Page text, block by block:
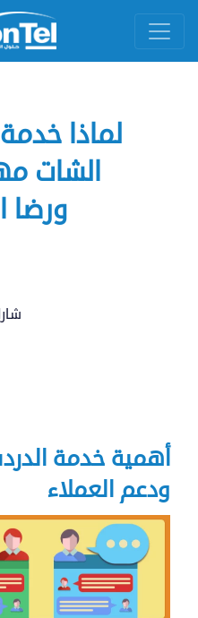
لماذا
الشات
ورضا
أهمية خدمة
ودعم العملاء